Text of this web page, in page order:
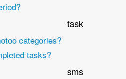
task
categories?
tasks?
sms